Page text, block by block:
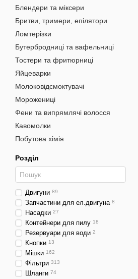
Блендери та міксери
Бритви, тримери, епілятори
Ломтерізки
Бутербродниці та вафельниці
Тостери та фритюрниці
Яйцеварки
Молоковідсмоктувачі
Морожениці
Фени та випрямлячі волосся
Кавомолки
Побутова хімія
Розділ
Двигуни 89
Запчастини для ел.двигуна 8
Насадки 27
Контейнери для пилу 18
Резервуари для води 2
Кнопки 13
Мішки 162
Фільтри 313
Шланги 74